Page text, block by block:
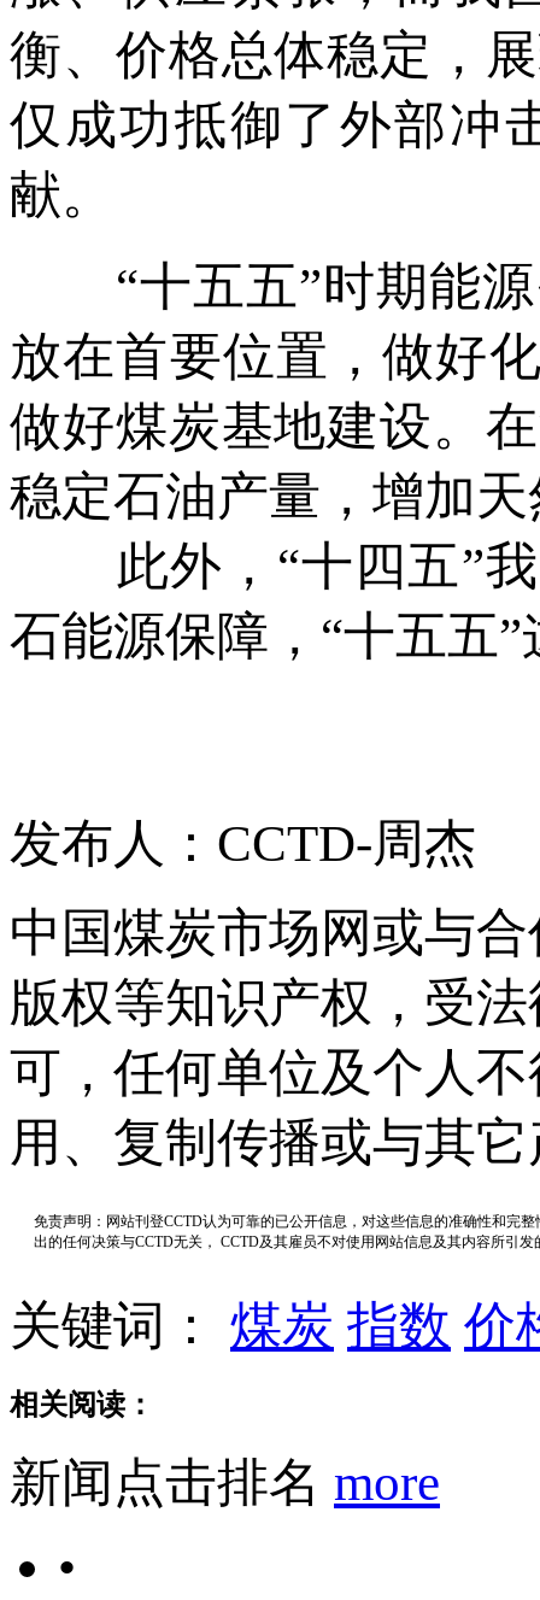
衡、价格总体稳定，
仅成功抵御了外部冲
献。
“十五五”时期能源
放在首要位置，做好
做好煤炭基地建设。
稳定石油产量，增加
此外，“十四五”我
石能源保障，“十五五
发布人：CCTD-周杰
中国煤炭市场网或与
版权等知识产权，受
可，任何单位及个人
用、复制传播或与其
免责声明：网站刊登CCTD认为可靠的已公开信息，对这些信息的准确性和完
出的任何决策与CCTD无关， CCTD及其雇员不对使用网站信息及其内容所引
关键词： 煤炭 指数 价
相关阅读：
新闻点击排名 more
•